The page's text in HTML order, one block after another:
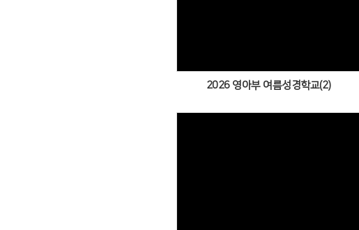
2026 영아부 여름성경학교(2)